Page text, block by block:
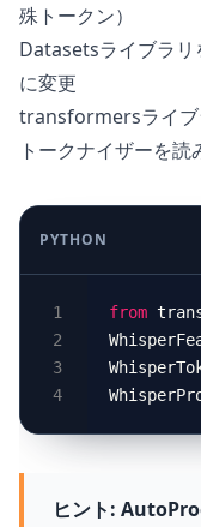
殊トークン）
Datasetsライブラ
に変更
transformersライブ
トークナイザーを読
PYTHON
3
4
from
ヒント: